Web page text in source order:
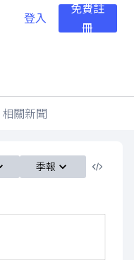
登入
免費註
冊
相關新聞
季報